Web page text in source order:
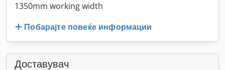
1350mm working width
Побарајте повеќе информации
Доставувач